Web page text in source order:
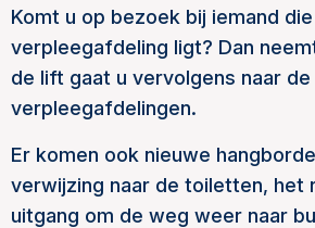
Komt u op bezoek bij iemand
verpleegafdeling ligt? Dan
de lift gaat u vervolgens naar de
verpleegafdelingen.
Er komen ook nieuwe
verwijzing naar de toiletten, het
uitgang om de weg weer naar